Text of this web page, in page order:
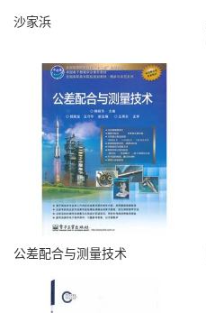
沙家浜
公差配合与测量技术